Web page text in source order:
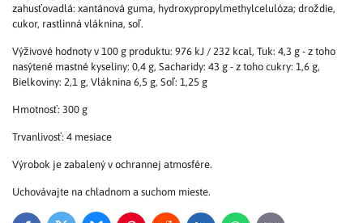
zahusťovadlá: xantánová guma, hydroxypropylmethylcelulóza; droždie,
cukor, rastlinná vláknina, soľ.
Výživové hodnoty v 100 g produktu: 976 kJ / 232 kcal, Tuk: 4,3 g - z toho
nasýtené mastné kyseliny: 0,4 g, Sacharidy: 43 g - z toho cukry: 1,6 g,
Bielkoviny: 2,1 g, Vláknina 6,5 g, Soľ: 1,25 g
Hmotnosť: 300 g
Trvanlivosť: 4 mesiace
Výrobok je zabalený v ochrannej atmosfére.
Uchovávajte na chladnom a suchom mieste.